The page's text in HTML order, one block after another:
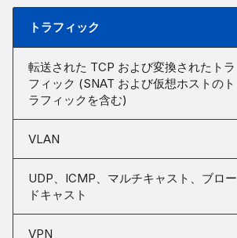
トラフィック
転送された TCP および変換されたトラ
フィック (SNAT および仮想ホストのト
ラフィックを含む)
VLAN
UDP、ICMP、マルチキャスト、ブロー
ドキャスト
VPN